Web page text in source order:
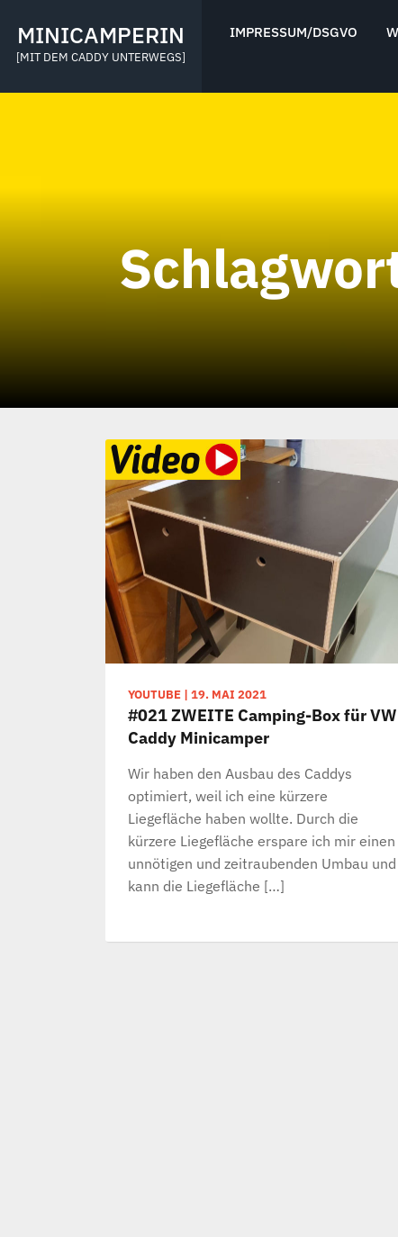
content
MINICAMPERIN
[MIT DEM CADDY UNTERWEGS]
IMPRESSUM/DSGVO
YOUTUBE | 19. MAI 2021
#021 ZWEITE Camping-Box für VW
Caddy Minicamper
Wir haben den Ausbau des Caddys
optimiert, weil ich eine kürzere
Liegefläche haben wollte. Durch die
kürzere Liegefläche erspare ich mir einen
unnötigen und zeitraubenden Umbau und
kann die Liegefläche […]